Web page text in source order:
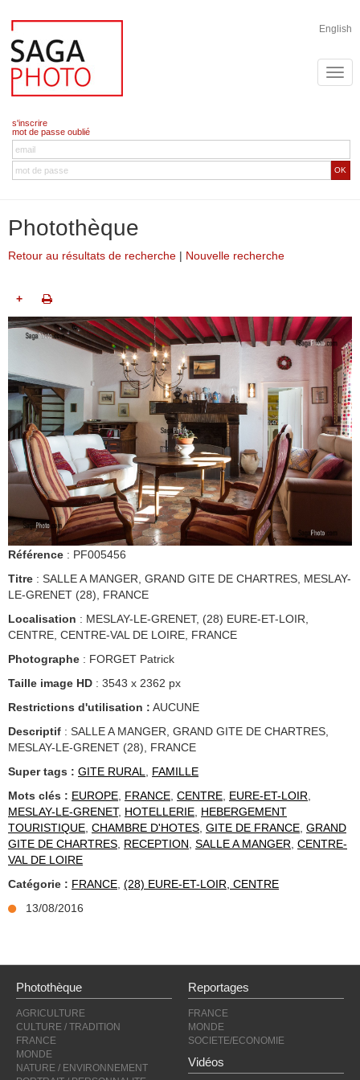
English
s'inscrire
mot de passe oublié
OK
Photothèque
Retour au résultats de recherche | Nouvelle recherche
+
Référence : PF005456
Titre : SALLE A MANGER, GRAND GITE DE CHARTRES, MESLAY-
LE-GRENET (28), FRANCE
Localisation : MESLAY-LE-GRENET, (28) EURE-ET-LOIR,
CENTRE, CENTRE-VAL DE LOIRE, FRANCE
Photographe : FORGET Patrick
Taille image HD : 3543 x 2362 px
Restrictions d'utilisation : AUCUNE
Descriptif : SALLE A MANGER, GRAND GITE DE CHARTRES,
MESLAY-LE-GRENET (28), FRANCE
Super tags : GITE RURAL, FAMILLE
Mots clés : EUROPE, FRANCE, CENTRE, EURE-ET-LOIR,
MESLAY-LE-GRENET, HOTELLERIE, HEBERGEMENT
TOURISTIQUE, CHAMBRE D'HOTES, GITE DE FRANCE, GRAND
GITE DE CHARTRES, RECEPTION, SALLE A MANGER, CENTRE-
VAL DE LOIRE
Catégorie : FRANCE, (28) EURE-ET-LOIR, CENTRE
13/08/2016
Photothèque
AGRICULTURE
CULTURE / TRADITION
FRANCE
MONDE
NATURE / ENVIRONNEMENT
Reportages
FRANCE
MONDE
SOCIETE/ECONOMIE
Vidéos